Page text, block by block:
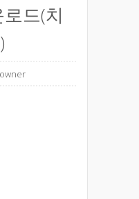
드(치
owner